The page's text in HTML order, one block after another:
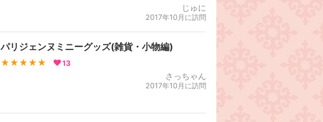
じゅに
2017年10月に訪問
パリジェンヌミニーグッズ(雑貨・小物編)
★★★★★ 13
さっちゃん
2017年10月に訪問